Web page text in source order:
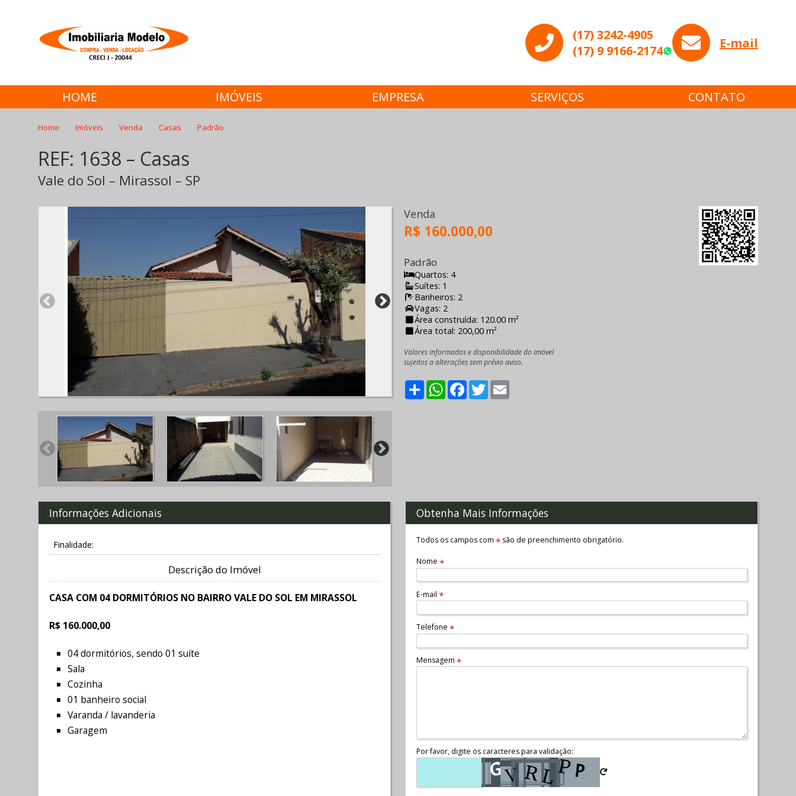
(17) 3242-4905
(17) 9 9166-2174
WhatsApp
E-mail
HOME IMÓVEIS EMPRESA SERVIÇOS CONTATO
Home Imóveis Venda Casas Padrão
REF: 1638 – Casas
Vale do Sol – Mirassol – SP
Venda
R$ 160.000,00
Padrão
Quartos: 4
Suítes: 1
Banheiros: 2
Vagas: 2
Área construída: 120.00 m²
Área total: 200,00 m²
Valores informados e disponibilidade do imóvel
sujeitos a alterações sem prévio aviso.
ShareWhatsApp
Facebook
Twitter
Informações Adicionais
Finalidade:
Descrição do Imóvel
CASA COM 04 DORMITÓRIOS NO BAIRRO VALE DO SOL EM MIRASSOL
R$ 160.000,00
04 dormitórios, sendo 01 suíte
Sala
Cozinha
01 banheiro social
Varanda / lavanderia
Garagem
Obtenha Mais Informações
Todos os campos com *são de preenchimento obrigatório.
Nome *
E-mail *
Telefone *
Mensagem *
Por favor, digite os caracteres para validação: